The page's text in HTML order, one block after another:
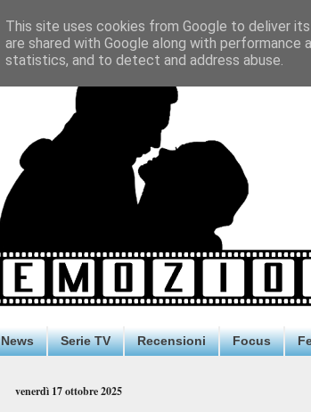
News Serie TV Recensioni Focus
venerdì 17 ottobre 2025
This site uses cookies from Google to deliver
are shared with Google along with
statistics, and to detect and address abuse.